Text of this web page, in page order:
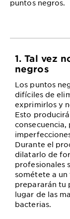
puntos negros.
1. Tal vez
negros
Los puntos
difíciles de
exprimirlos y
Esto
consecuencia,
Durante el
dilatarlo de
profesionales
sométete a
prepararán tu
lugar de las
bacterias.